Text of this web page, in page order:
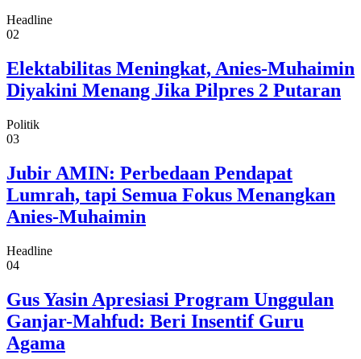
Headline
02
Elektabilitas Meningkat, Anies-Muhaimin
Diyakini Menang Jika Pilpres 2 Putaran
Politik
03
Jubir AMIN: Perbedaan Pendapat
Lumrah, tapi Semua Fokus Menangkan
Anies-Muhaimin
Headline
04
Gus Yasin Apresiasi Program Unggulan
Ganjar-Mahfud: Beri Insentif Guru
Agama